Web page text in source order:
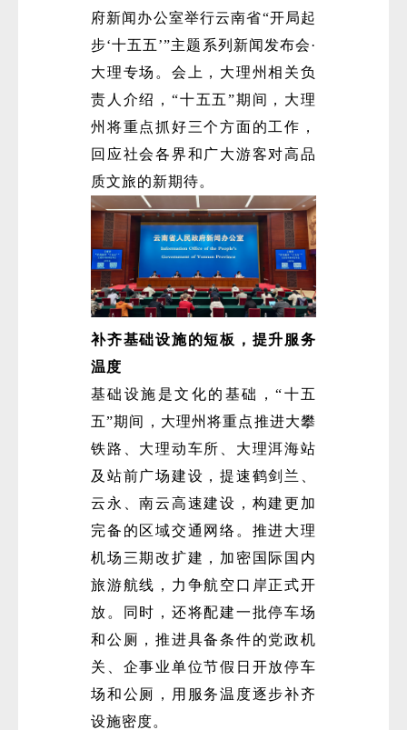
府新闻办公室举行云南省“开局起
步‘十五五’”主题系列新闻发布会·
大理专场。会上，大理州相关负
责人介绍，“十五五”期间，大理
州将重点抓好三个方面的工作，
回应社会各界和广大游客对高品
质文旅的新期待。
补齐基础设施的短板，提升服务
温度
基础设施是文化的基础，“十五
五”期间，大理州将重点推进大攀
铁路、大理动车所、大理洱海站
及站前广场建设，提速鹤剑兰、
云永、南云高速建设，构建更加
完备的区域交通网络。推进大理
机场三期改扩建，加密国际国内
旅游航线，力争航空口岸正式开
放。同时，还将配建一批停车场
和公厕，推进具备条件的党政机
关、企事业单位节假日开放停车
场和公厕，用服务温度逐步补齐
设施密度。